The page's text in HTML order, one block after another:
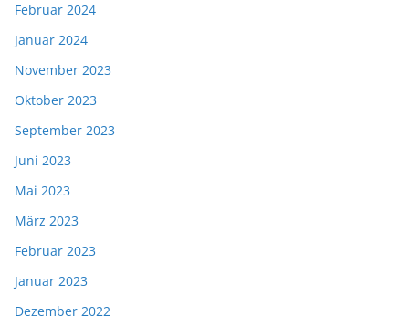
Februar 2024
Januar 2024
November 2023
Oktober 2023
September 2023
Juni 2023
Mai 2023
März 2023
Februar 2023
Januar 2023
Dezember 2022